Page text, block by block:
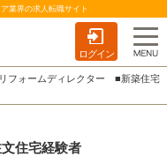
業界の求人転職サイト
ログイン
フォームディレクター ■新築住宅
住宅経験者